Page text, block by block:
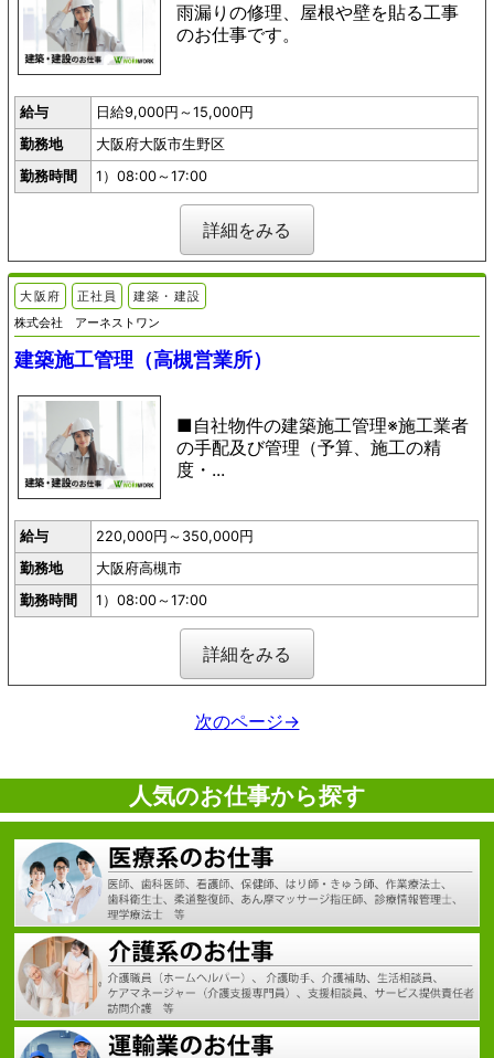
雨漏りの修理、屋根や壁を貼る工事
のお仕事です。
給与
日給9,000円～15,000円
勤務地
大阪府大阪市生野区
勤務時間
1）08:00～17:00
詳細をみる
大阪府 正社員
建築・建設
株式会社 アーネストワン
建築施工管理（高槻営業所）
■自社物件の建築施工管理※施工業者
の手配及び管理（予算、施工の精
度・...
給与
220,000円～350,000円
勤務地
大阪府高槻市
勤務時間
1）08:00～17:00
詳細をみる
次のページ→
人気のお仕事から探す